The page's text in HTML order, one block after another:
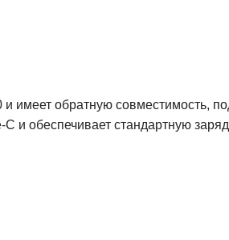
имеет обратную совместимость,
обеспечивает стандартную